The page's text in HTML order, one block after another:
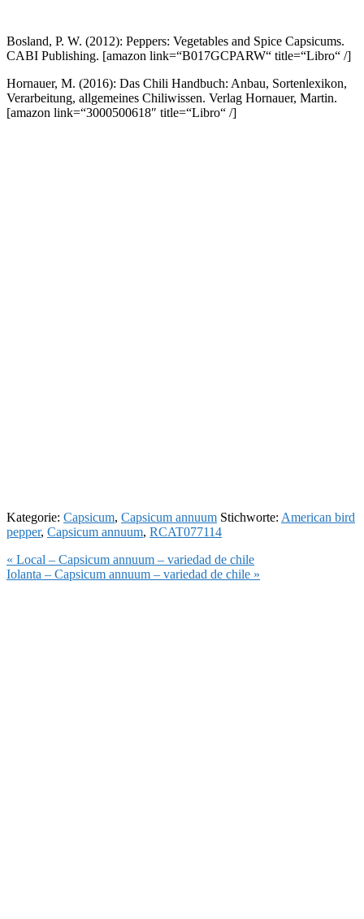
Bosland, P. W. (2012): Peppers: Vegetables and Spice Capsicums.
CABI Publishing. [amazon link=“B017GCPARW“ title=“Libro“ /]
Hornauer, M. (2016): Das Chili Handbuch: Anbau, Sortenlexikon,
Verarbeitung, allgemeines Chiliwissen. Verlag Hornauer, Martin.
[amazon link=“3000500618″ title=“Libro“ /]
Kategorie: Capsicum, Capsicum annuum Stichworte: American bird
pepper, Capsicum annuum, RCAT077114
Vorheriger
Beitrag:
« Local – Capsicum annuum – variedad de chile
Nächster
Iolanta – Capsicum annuum – variedad de chile »